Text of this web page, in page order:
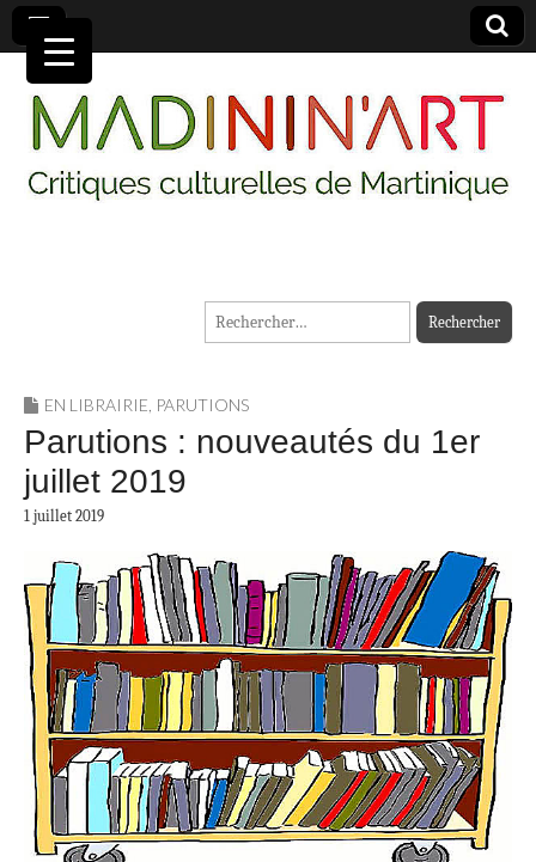
MADININ'ART
Rechercher :
EN LIBRAIRIE, PARUTIONS
Parutions : nouveautés du 1er
juillet 2019
1 juillet 2019